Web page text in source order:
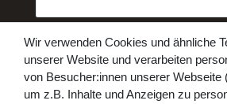
Hiermit bestätige ich, dass ich die
Abonnieren
Wir verwenden Cookies und ähnliche
unserer Website und verarbeiten
von Besucher:innen unserer Webseite
um z.B. Inhalte und Anzeigen zu